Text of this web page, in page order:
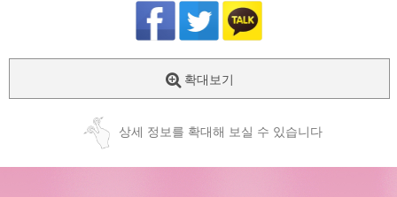
확대보기
상세 정보를 확대해 보실 수 있습니다